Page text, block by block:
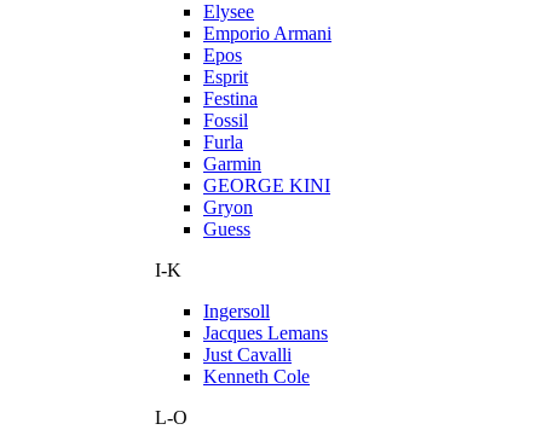
Elysee
Emporio Armani
Epos
Esprit
Festina
Fossil
Furla
Garmin
GEORGE KINI
Gryon
Guess
I-K
Ingersoll
Jacques Lemans
Just Cavalli
Kenneth Cole
L-O